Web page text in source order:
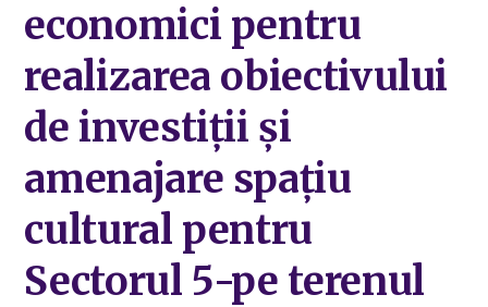
economici pentru
realizarea obiectivului
de investiții și
amenajare spațiu
cultural pentru
Sectorul 5-pe terenul